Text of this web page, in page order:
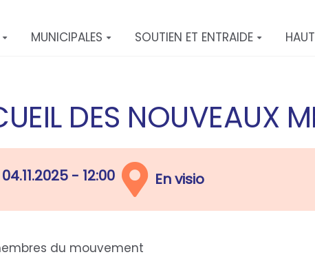
MUNICIPALES SOUTIEN ET ENTRAIDE
DES NOUVEAUX
04.11.2025 - 12:00 En visio
du mouvement